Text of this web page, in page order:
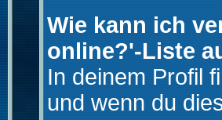
Wie kann ich
online?'-Liste
In deinem Profil
und wenn du